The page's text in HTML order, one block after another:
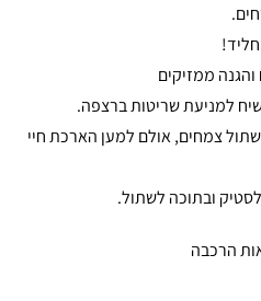
ממזיקים
למניעת שריטות ברצפה.
צמחים, אולם למען הארכת חיי
ובתוכה לשתול.
הרכבה